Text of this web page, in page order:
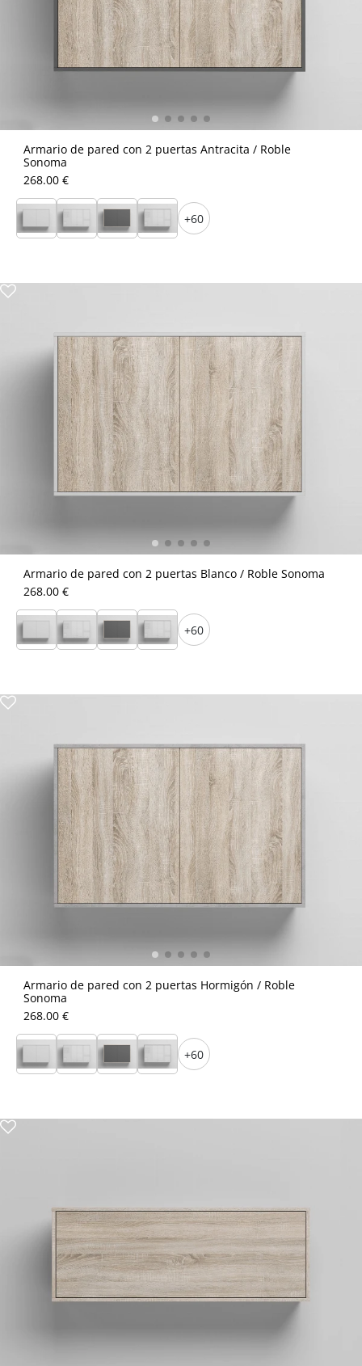
Armario de pared con 2 puertas Antracita / Roble
Sonoma
268.00 €
+60
Armario de pared con 2 puertas Blanco / Roble Sonoma
268.00 €
+60
Armario de pared con 2 puertas Hormigón / Roble
Sonoma
268.00 €
+60